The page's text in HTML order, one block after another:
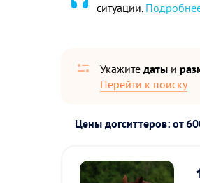
ситуации.
Укажите даты и
Перейти к поиску
Цены догситтеров: от